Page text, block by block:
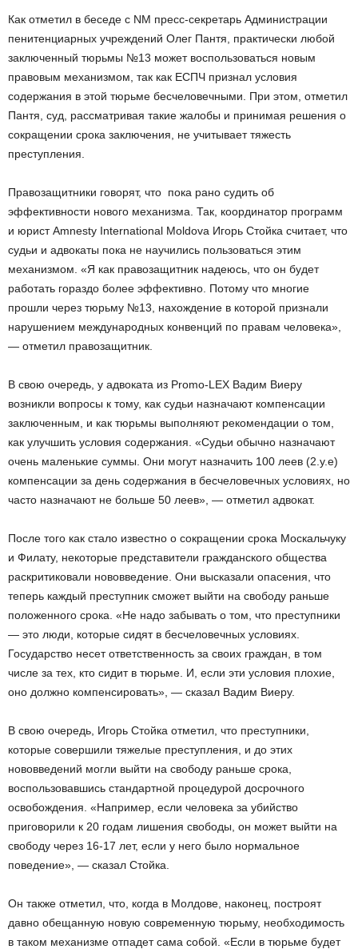
Как отметил в беседе c NM пресс-секретарь Администрации
пенитенциарных учреждений Олег Пантя, практически любой
заключенный тюрьмы №13 может воспользоваться новым
правовым механизмом, так как ЕСПЧ признал условия
содержания в этой тюрьме бесчеловечными. При этом, отметил
Пантя, суд, рассматривая такие жалобы и принимая решения о
сокращении срока заключения, не учитывает тяжесть
преступления.
Правозащитники говорят, что пока рано судить об
эффективности нового механизма. Так, координатор программ
и юрист Amnesty International Moldova Игорь Стойка считает, что
судьи и адвокаты пока не научились пользоваться этим
механизмом. «Я как правозащитник надеюсь, что он будет
работать гораздо более эффективно. Потому что многие
прошли через тюрьму №13, нахождение в которой признали
нарушением международных конвенций по правам человека»,
— отметил правозащитник.
В свою очередь, у адвоката из Promo-LEX Вадим Виеру
возникли вопросы к тому, как судьи назначают компенсации
заключенным, и как тюрьмы выполняют рекомендации о том,
как улучшить условия содержания. «Судьи обычно назначают
очень маленькие суммы. Они могут назначить 100 леев (2.у.е)
компенсации за день содержания в бесчеловечных условиях, но
часто назначают не больше 50 леев», — отметил адвокат.
После того как стало известно о сокращении срока Москальчуку
и Филату, некоторые представители гражданского общества
раскритиковали нововведение. Они высказали опасения, что
теперь каждый преступник сможет выйти на свободу раньше
положенного срока. «Не надо забывать о том, что преступники
— это люди, которые сидят в бесчеловечных условиях.
Государство несет ответственность за своих граждан, в том
числе за тех, кто сидит в тюрьме. И, если эти условия плохие,
оно должно компенсировать», — сказал Вадим Виеру.
В свою очередь, Игорь Стойка отметил, что преступники,
которые совершили тяжелые преступления, и до этих
нововведений могли выйти на свободу раньше срока,
воспользовавшись стандартной процедурой досрочного
освобождения. «Например, если человека за убийство
приговорили к 20 годам лишения свободы, он может выйти на
свободу через 16-17 лет, если у него было нормальное
поведение», — сказал Стойка.
Он также отметил, что, когда в Молдове, наконец, построят
давно обещанную новую современную тюрьму, необходимость
в таком механизме отпадет сама собой. «Если в тюрьме будет